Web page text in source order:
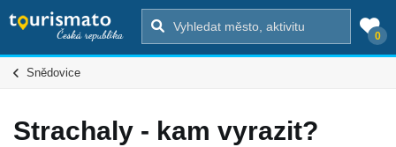
0
Snědovice
Strachaly - kam vyrazit?